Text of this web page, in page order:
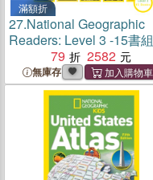
滿額折
27.National Geographic
Readers: Level 3 -15書組
79
2582
無庫存